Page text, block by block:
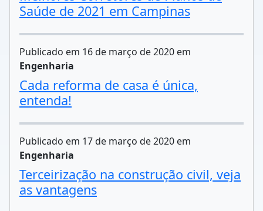
Saúde de 2021 em Campinas
Publicado em 16 de março de 2020 em
Engenharia
Cada reforma de casa é única,
entenda!
Publicado em 17 de março de 2020 em
Engenharia
Terceirização na construção civil, veja
as vantagens